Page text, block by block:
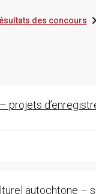
des concours
projets
autochtone –